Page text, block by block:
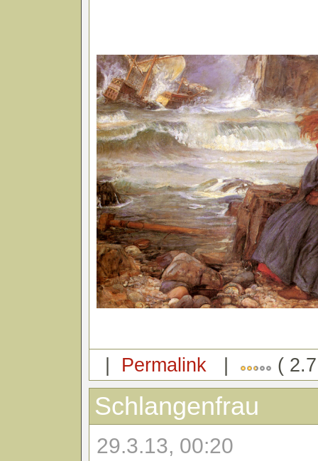
| Permalink | (
Schlangenfrau
29.3.13, 00:20